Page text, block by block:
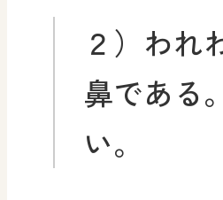
２）われ
鼻である
い。